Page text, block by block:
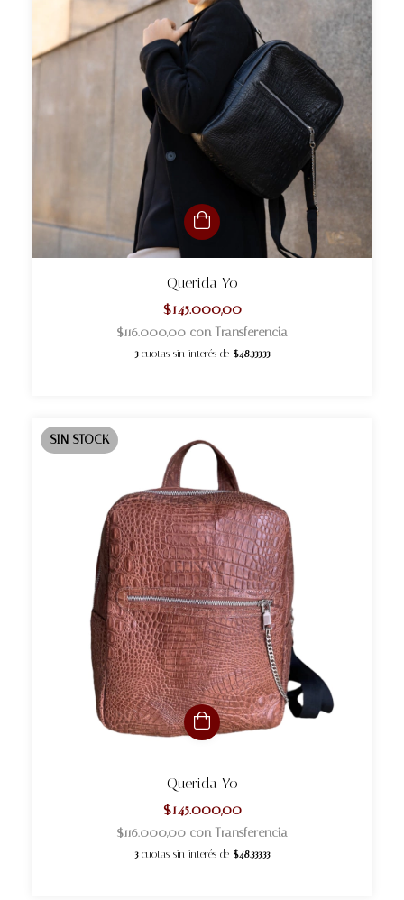
Querida Yo
$145.000,00
$116.000,00 con Transferencia
3 cuotas sin interés de $48.333,33
SIN STOCK
Querida Yo
$145.000,00
$116.000,00 con Transferencia
3 cuotas sin interés de $48.333,33